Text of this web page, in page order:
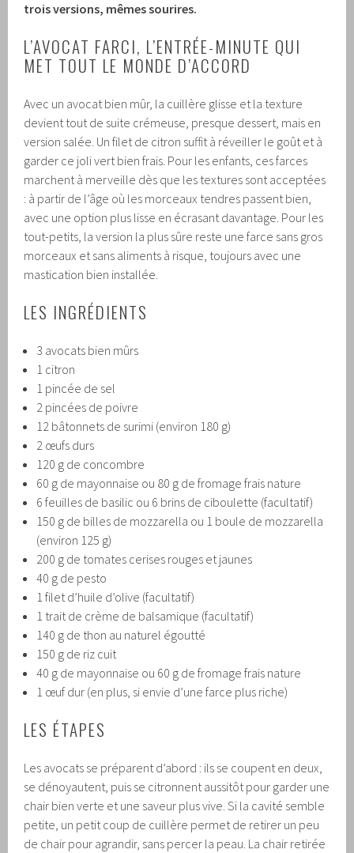
trois versions, mêmes sourires.
L’AVOCAT FARCI, L’ENTRÉE-MINUTE QUI
MET TOUT LE MONDE D’ACCORD
Avec un avocat bien mûr, la cuillère glisse et la texture
devient tout de suite crémeuse, presque dessert, mais en
version salée. Un filet de citron suffit à réveiller le goût et à
garder ce joli vert bien frais. Pour les enfants, ces farces
marchent à merveille dès que les textures sont acceptées
: à partir de l’âge où les morceaux tendres passent bien,
avec une option plus lisse en écrasant davantage. Pour les
tout-petits, la version la plus sûre reste une farce sans gros
morceaux et sans aliments à risque, toujours avec une
mastication bien installée.
LES INGRÉDIENTS
3 avocats bien mûrs
1 citron
1 pincée de sel
2 pincées de poivre
12 bâtonnets de surimi (environ 180 g)
2 œufs durs
120 g de concombre
60 g de mayonnaise ou 80 g de fromage frais nature
6 feuilles de basilic ou 6 brins de ciboulette (facultatif)
150 g de billes de mozzarella ou 1 boule de mozzarella
(environ 125 g)
200 g de tomates cerises rouges et jaunes
40 g de pesto
1 filet d’huile d’olive (facultatif)
1 trait de crème de balsamique (facultatif)
140 g de thon au naturel égoutté
150 g de riz cuit
40 g de mayonnaise ou 60 g de fromage frais nature
1 œuf dur (en plus, si envie d’une farce plus riche)
LES ÉTAPES
Les avocats se préparent d’abord : ils se coupent en deux,
se dénoyautent, puis se citronnent aussitôt pour garder une
chair bien verte et une saveur plus vive. Si la cavité semble
petite, un petit coup de cuillère permet de retirer un peu
de chair pour agrandir, sans percer la peau. La chair retirée